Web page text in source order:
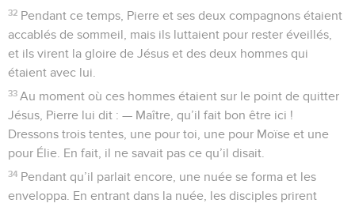
32 Pendant ce temps, Pierre et ses deux compagnons étaient
accablés de sommeil, mais ils luttaient pour rester éveillés,
et ils virent la gloire de Jésus et des deux hommes qui
étaient avec lui.
33 Au moment où ces hommes étaient sur le point de quitter
Jésus, Pierre lui dit : — Maître, qu’il fait bon être ici !
Dressons trois tentes, une pour toi, une pour Moïse et une
pour Élie. En fait, il ne savait pas ce qu’il disait.
34 Pendant qu’il parlait encore, une nuée se forma et les
enveloppa. En entrant dans la nuée, les disciples prirent